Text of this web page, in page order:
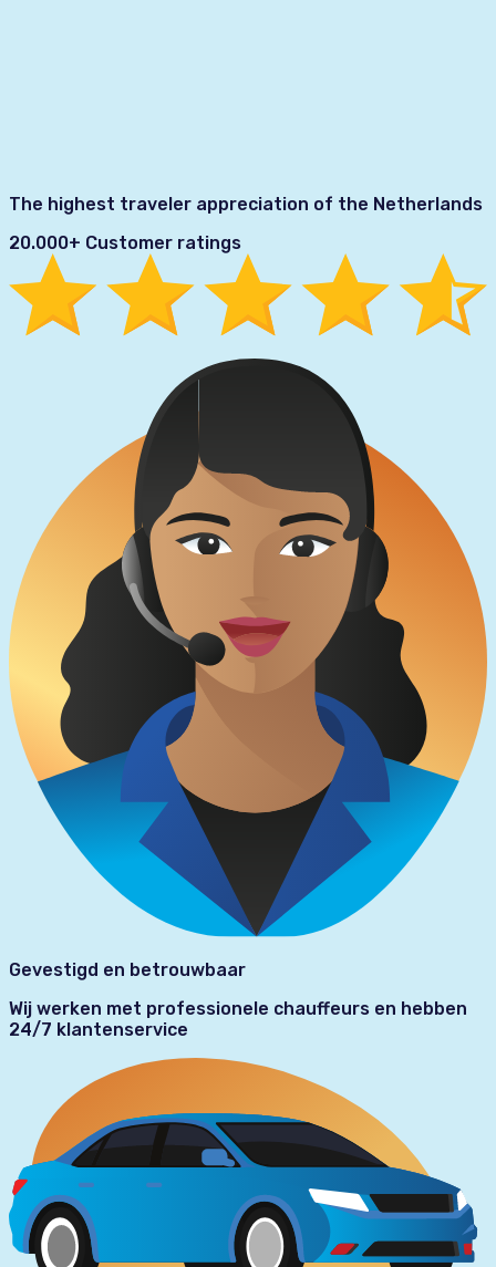
The highest traveler appreciation of the Netherlands
20.000+ Customer ratings
Gevestigd en betrouwbaar
Wij werken met professionele chauffeurs en hebben
24/7 klantenservice